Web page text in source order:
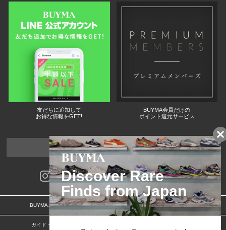
友だちに追加して
お得な情報をGET!
BUYMA会員だけの
ポイント還元サービス
ページトップへ
BUYMAスタートガイド 安心への取り組み
ガイド・お問い合わせ